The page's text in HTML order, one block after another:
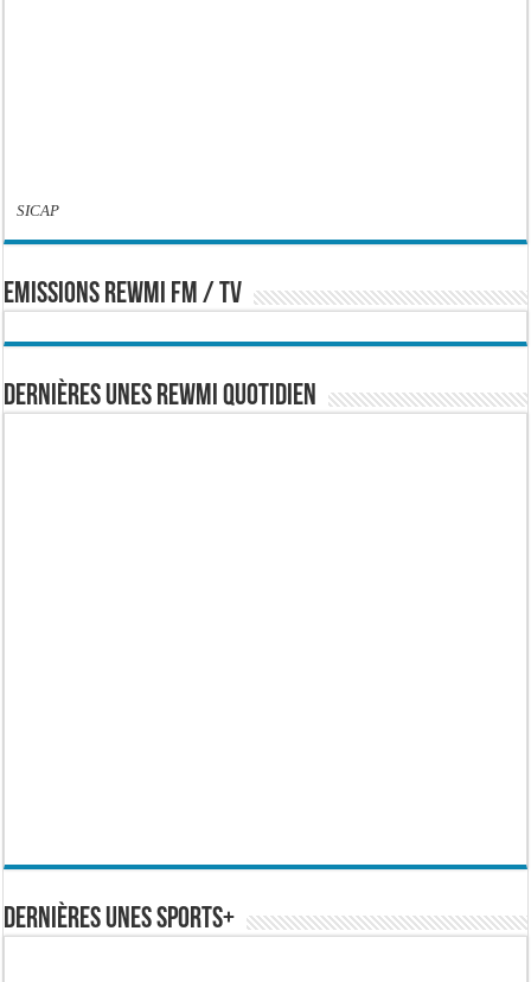
SICAP
EMISSIONS REWMI FM / TV
Dernières Unes Rewmi Quotidien
Dernières Unes Sports+